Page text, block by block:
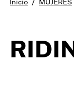
Inicio / MUJERES